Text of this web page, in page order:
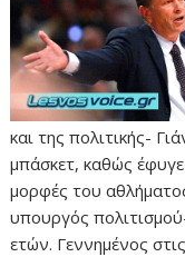
και της πολιτικής-
μπάσκετ, καθώς
μορφές του
υπουργός
ετών. Γεννημένος